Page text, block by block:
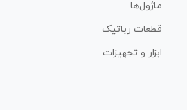
ماژول‌ها
قطعات رباتیک
ابزار و تجهیزات